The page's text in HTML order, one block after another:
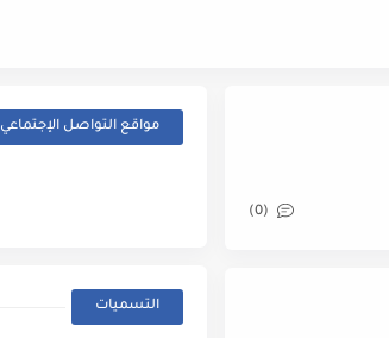
(0)
مواقع التواصل الإجتماعي
التسميات